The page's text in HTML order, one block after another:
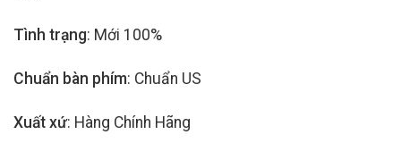
Tình trạng: Mới 100%
Chuẩn bàn phím: Chuẩn US
Xuất xứ: Hàng Chính Hãng